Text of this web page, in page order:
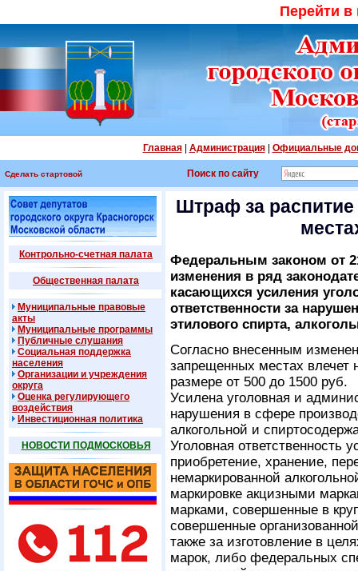
Перейти
Главная| Администрация| Официальные
Сделать стартовой Поиск по сайту
Контрольно-счетная палата
Общественная палата
Муниципальные правовые
акты
Муниципальные программы
Публичные слушания
Социальная поддержка
населения
Организации и учреждения
округа
Оценка регулирующего
воздействия
Инвестиционная политика
НОВОСТИ ПОДМОСКОВЬЯ
Штраф за
Федеральным законом от
изменения в ряд
касающихся усиления
ответственности за
этилового спирта,
Согласно внесенным
запрещенных местах влечет
размере от 500 до 1500 руб.
Усилена уголовная и
нарушения в сфере
алкогольной и
Уголовная ответственность
приобретение, хранение,
немаркированной
маркировке акцизными
марками, совершенные в
совершенные
также за изготовление в
марок, либо федеральных